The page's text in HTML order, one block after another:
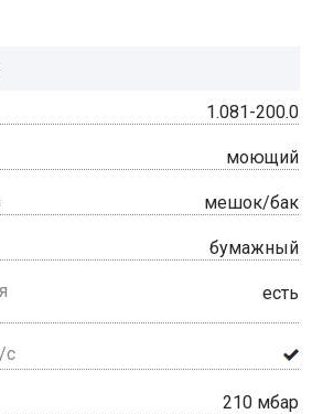
1.081-200.0
моющий
мешок/бак
бумажный
есть
с
210 мбар